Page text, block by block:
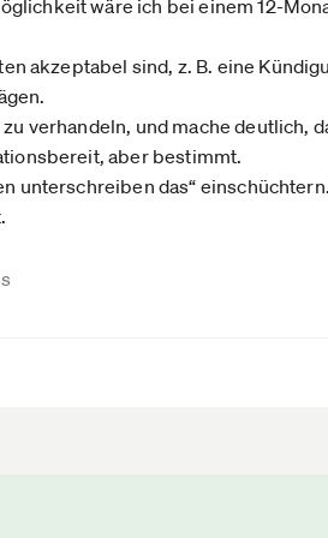
wäre ich bei einem 12-
akzeptabel sind, z. B. eine
verhandeln, und mache deutlich,
aber bestimmt.
unterschreiben das“